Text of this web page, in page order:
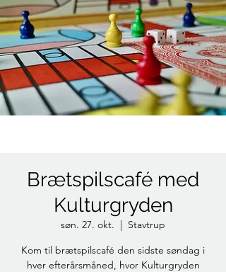
Brætspilscafé med
Kulturgryden
søn. 27. okt.
  |
Stavtrup
Kom til brætspilscafé den sidste søndag i
hver efterårsmåned, hvor Kulturgryden